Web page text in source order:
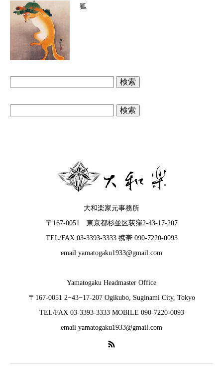
狐
大和楽家元事務所
〒167-0051 東京都杉並区荻窪2-43-17-207
TEL/FAX 03-3393-3333 携帯 090-7220-0093
email yamatogaku1933@gmail.com
Yamatogaku Headmaster Office
〒167-0051 2−43−17-207 Ogikubo, Suginami City, Tokyo
TEL/FAX 03-3393-3333 MOBILE 090-7220-0093
email yamatogaku1933@gmail.com